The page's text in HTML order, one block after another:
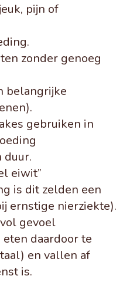
pijn of
zonder genoeg
belangrijke
gebruiken in
duur.
eiwit”
is dit zelden een
ernstige nierziekte).
gevoel
daardoor te
en vallen af
is.